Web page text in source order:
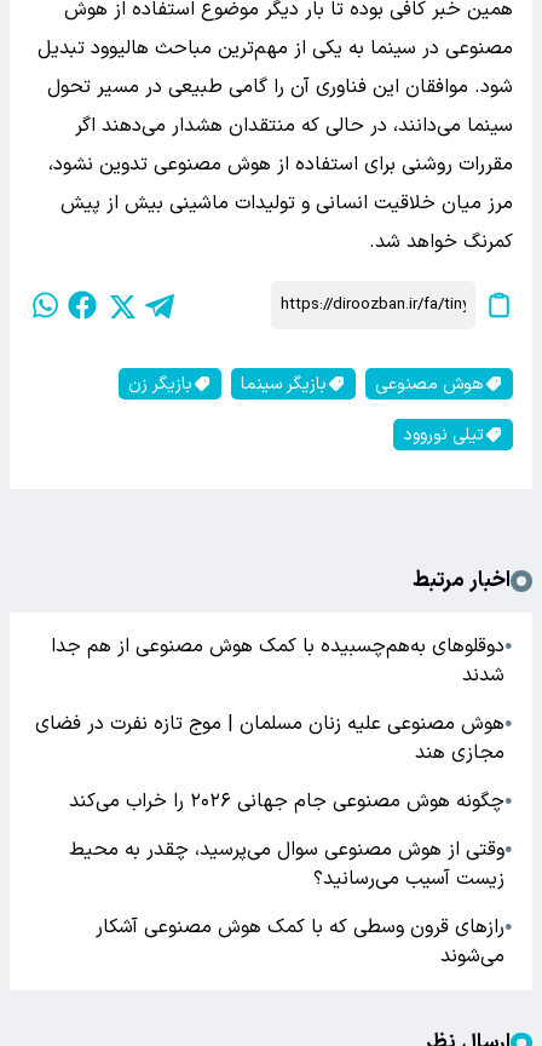
همین خبر کافی بوده تا بار دیگر موضوع استفاده از هوش
مصنوعی در سینما به یکی از مهم‌ترین مباحث هالیوود تبدیل
شود. موافقان این فناوری آن را گامی طبیعی در مسیر تحول
سینما می‌دانند، در حالی که منتقدان هشدار می‌دهند اگر
مقررات روشنی برای استفاده از هوش مصنوعی تدوین نشود،
مرز میان خلاقیت انسانی و تولیدات ماشینی بیش از پیش
کمرنگ خواهد شد.
هوش مصنوعی بازیگر سینما
بازیگر زن
تیلی نوروود
اخبار مرتبط
●دوقلوهای به‌هم‌چسبیده با کمک هوش مصنوعی از هم جدا
شدند
●هوش مصنوعی علیه زنان مسلمان | موج تازه نفرت در فضای
مجازی هند
●چگونه هوش مصنوعی جام جهانی ۲۰۲۶ را خراب می‌کند
●وقتی از هوش مصنوعی سوال می‌پرسید، چقدر به محیط
زیست آسیب می‌رسانید؟
●رازهای قرون وسطی که با کمک هوش مصنوعی آشکار
می‌شوند